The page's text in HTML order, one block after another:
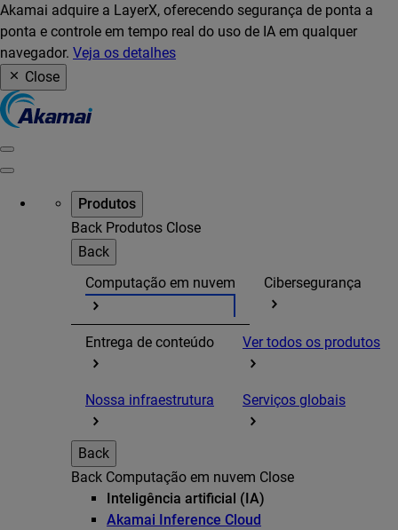
Akamai adquire a LayerX, oferecendo segurança de ponta a
ponta e controle em tempo real do uso de IA em qualquer
navegador. Veja os detalhes
Close
Produtos
Back Produtos Close
Back
Computação em nuvem
Cibersegurança
Entrega de conteúdo Ver todos os produtos
Nossa infraestrutura Serviços globais
Back
Back Computação em nuvem Close
Inteligência artificial (IA)
Akamai Inference Cloud